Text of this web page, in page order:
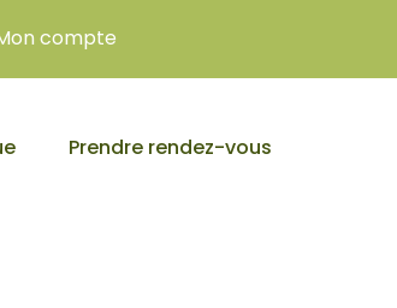
compte
Prendre rendez-vous